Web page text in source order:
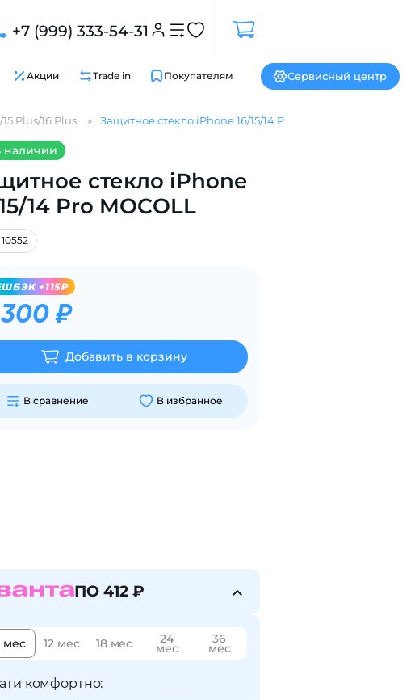
+7 (999) 333-54-31
Акции Trade in Покупателям Сервисный центр
Plus/16 Plus Защитное стекло iPhone 16/15/14 Pro MOCOLL
наличии
стекло iPhone
14 Pro MOCOLL
10552
+115₽
₽
Добавить в корзину
В сравнение В избранное
ПО 412 ₽
мес 12 мес 18 мес 24
мес
36
мес
комфортно: